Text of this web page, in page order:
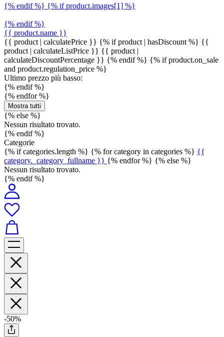
{% endif %} {% if product.images[1] %}
{% endif %}
{{ product.name }}
{{ product | calculatePrice }} {% if product | hasDiscount %} {{
product | calculateListPrice }} {{ product |
calculateDiscountPercentage }} {% endif %} {% if product.on_sale
and product.regulation_price %}
Ultimo prezzo più basso:
{% endif %}
{% endfor %}
Mostra tutti
{% else %}
Nessun risultato trovato.
{% endif %}
Categorie
{% if categories.length %} {% for category in categories %} {{
category._category_fullname }} {% endfor %} {% else %}
Nessun risultato trovato.
{% endif %}
-50%